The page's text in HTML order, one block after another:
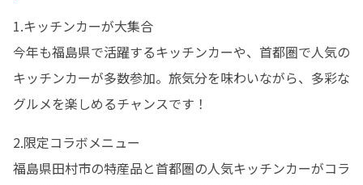
1.キッチンカーが大集合
今年も福島県で活躍するキッチンカーや、首都圏で人気の
キッチンカーが多数参加。旅気分を味わいながら、多彩な
グルメを楽しめるチャンスです！
2.限定コラボメニュー
福島県田村市の特産品と首都圏の人気キッチンカーがコラ